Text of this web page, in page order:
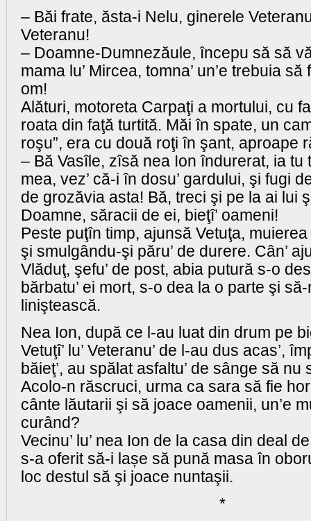
– Băi frate, ăsta-i Nelu, ginerele
Veteranu!
– Doamne-Dumnezăule, începu să să
mama lu’ Mircea, tomna’ un’e trebuia
om!
Alături, motoreta Carpaţi a mortului, cu
roata din faţă turtită. Măi în spate, un
roşu”, era cu două roţi în şant, aproape
– Bă Vasîle, zîsă nea Ion îndurerat, ia tu
mea, vez’ că-i în dosu’ gardului, şi fugi
de grozăvia asta! Bă, treci şi pe la ai lui
Doamne, săracii de ei, bieţî’ oameni!
Peste puţîn timp, ajunsă Vetuţa,
şi smulgându-şi păru’ de durere. Cân’
Vlăduţ, şefu’ de post, abia putură s-o
bărbatu’ ei mort, s-o dea la o parte şi
liniştească.
Nea Ion, după ce l-au luat din drum pe
Vetuţî’ lu’ Veteranu’ de l-au dus acas’,
băieţ’, au spălat asfaltu’ de sânge să
Acolo-n răscruci, urma ca sara să fie
cânte lăutarii şi să joace oamenii, un’e
curând?
Vecinu’ lu’ nea Ion de la casa din deal
s-a oferit să-i lașe să pună masa în
loc destul să şi joace nuntaşii.
*